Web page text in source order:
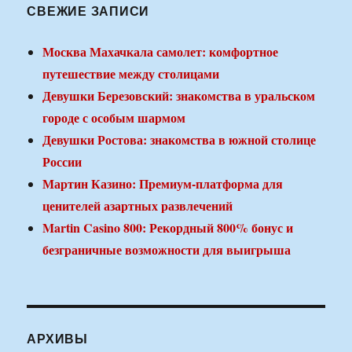
СВЕЖИЕ ЗАПИСИ
Москва Махачкала самолет: комфортное
путешествие между столицами
Девушки Березовский: знакомства в уральском
городе с особым шармом
Девушки Ростова: знакомства в южной столице
России
Мартин Казино: Премиум-платформа для
ценителей азартных развлечений
Martin Casino 800: Рекордный 800% бонус и
безграничные возможности для выигрыша
АРХИВЫ